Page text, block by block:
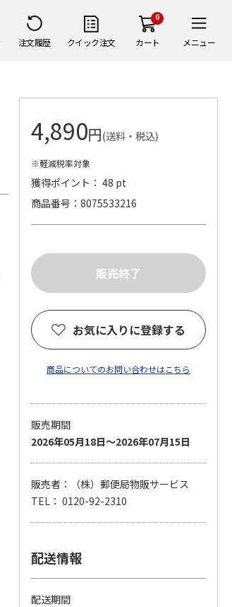
注文履歴 クイック注文
0
カート メニュー
4,890円(送料・税込)
※軽減税率対象
獲得ポイント： 48 pt
商品番号
8075533216
お気に入りに登録する
商品についてのお問い合わせはこちら
販売期間
2026年05月18日～2026年07月15日
販売者：（株）郵便局物販サービス
TEL： 0120-92-2310
配送情報
配送期間